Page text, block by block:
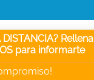
Rellena
para informarte